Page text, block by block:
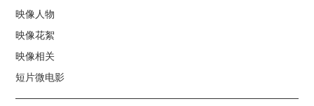
映像人物
映像花絮
映像相关
短片微电影